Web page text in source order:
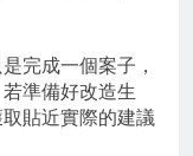
完成一個案子，
準備好改造生
貼近實際的建議